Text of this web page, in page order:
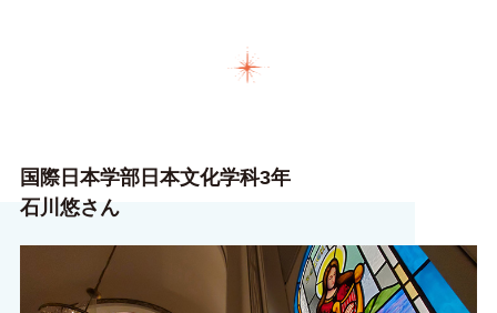
国際日本学部日本文化学科3年
石川悠さん